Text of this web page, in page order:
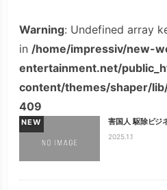
Warning: Undefined array
in /home/impressiv/new-
entertainment.net/
content/themes/shaper/
409
NEW 害国人 駆除ビジ
2025.1.1